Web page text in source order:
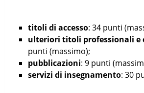
titoli di accesso: 34 punti
ulteriori titoli professionali e
punti (massimo);
pubblicazioni: 9 punti
servizi di insegnamento: 30